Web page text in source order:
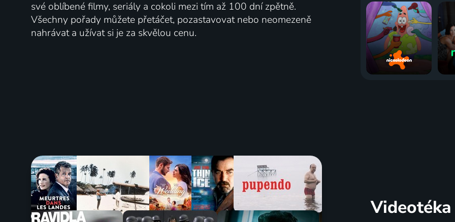
své oblíbené filmy, seriály a cokoli mezi tím až 100 dní zpětně.
Všechny pořady můžete přetáčet, pozastavovat nebo neomezeně
nahrávat a užívat si je za skvělou cenu.
Videotéka